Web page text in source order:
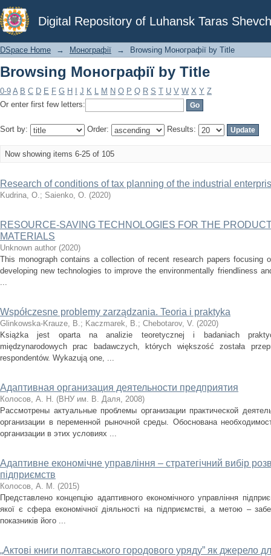
Digital Repository of Luhansk Taras
Browsing Монографії by Title
DSpace Home → Монографії → Browsing Монографії by Title
Browsing Монографії by Title
0-9 A B C D E F G H J K L M N O P Q R S T U V W X Y Z
Or enter first few letters:
Sort by: Order: Results:
Now showing items 6-25 of 105
Research of conditions of tax planning of the industrial
Kudrina, O.; Saienko, O. (2020)
RESOURCE-SAVING TECHNOLOGIES FOR THE
MATERIALS
Unknown author (2020)
This monograph contains a collection of recent research papers focusing
developing new technologies to improve the environmentally friendliness
...
Współczesne problemy zarządzania. Teoria i praktyka
Glinkowska-Krauze, В.; Kaczmarek, В.; Chebotarov, V. (2020)
Książka jest oparta na analizie teoretycznej i badaniach
międzynarodowych prac badawczych, których większość została
respondentów. Wykazują one, ...
Адаптивная организация деятельности предприятия
Колосов, А. Н. (ВНУ им. В. Даля, 2008)
Рассмотрены актуальные проблемы организации практической
организации в переменной рыночной среды. Обоснована
организации в этих условиях ...
Адаптивне економічне управління – стратегічний вибір
підприємств
Колосов, А. М. (2015)
Представлено концепцію адаптивного економічного управління
якої є сфера економічної діяльності на підприємстві, а метою –
показників його ...
„Актові книги полтавського городового уряду” як джерело